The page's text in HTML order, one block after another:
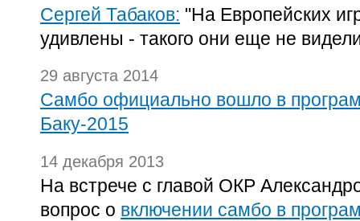
Сергей Табаков: "На Европейских
удивлены - такого они еще не
29 августа 2014
Самбо официально вошло в
Баку-2015
14 декабря 2013
На встрече с главой ОКР
вопрос о включении самбо в